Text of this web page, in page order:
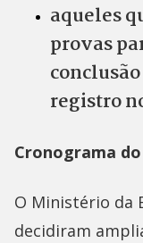
aqueles
provas
registro
Cronograma do
O Ministério da
decidiram